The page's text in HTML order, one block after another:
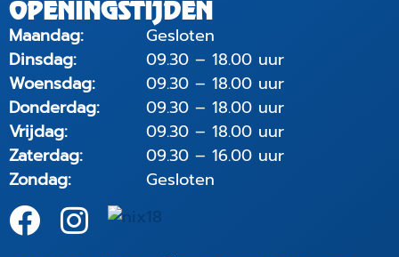
OPENINGSTIJDEN
Maandag:
Dinsdag:
Woensdag:
Donderdag:
Vrijdag:
Zaterdag:
Zondag:
Gesloten
09.30 – 18.00 uur
09.30 – 18.00 uur
09.30 – 18.00 uur
09.30 – 18.00 uur
09.30 – 16.00 uur
Gesloten